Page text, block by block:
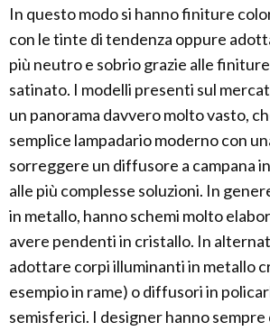
In questo modo si hanno finiture
con le tinte di tendenza oppure
più neutro e sobrio grazie alle
satinato. I modelli presenti sul
un panorama davvero molto vasto,
semplice lampadario moderno con
sorreggere un diffusore a campana
alle più complesse soluzioni. In
in metallo, hanno schemi molto
avere pendenti in cristallo. In
adottare corpi illuminanti in metallo
esempio in rame) o diffusori in
semisferici. I designer hanno